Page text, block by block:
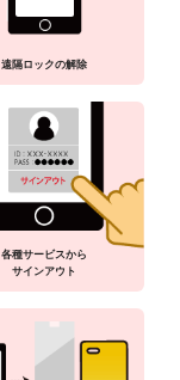
遠隔ロックの解除
各種サービスから
サインアウト